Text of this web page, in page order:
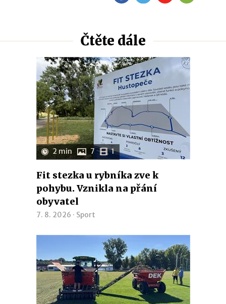
Čtěte dále
2 min 7 1
Fit stezka u rybníka zve k
pohybu. Vznikla na přání
obyvatel
7. 8. 2026 · Sport